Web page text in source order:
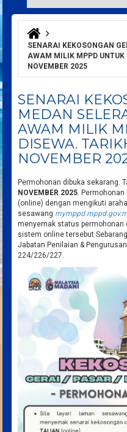
You are here
SENARAI KEKOSONGAN
AWAM MILIK MPPD
NOVEMBER 2025
SENARAI
MEDAN
AWAM MILIK
DISEWA.
NOVEMBER
Permohonan dibuka sekarang.
NOVEMBER 2025 .
(online) dengan mengikuti
sesawang
menyemak status
sistem online tersebut
Jabatan Penilaian &
224/226/227.